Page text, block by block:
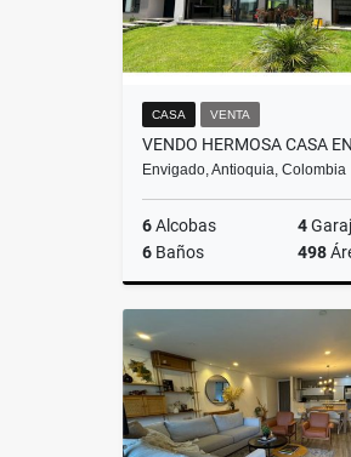
CASA VENTA
Envigado, Antioquia, Colombia
6Alcobas 4
6 Baños 498